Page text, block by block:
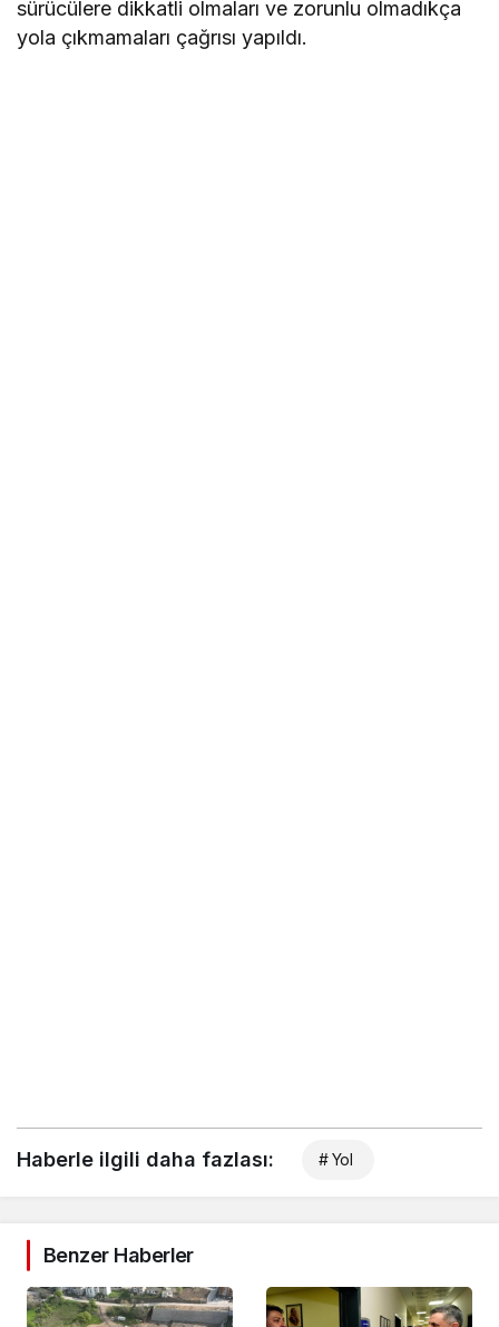
sürücülere dikkatli olmaları ve zorunlu olmadıkça
yola çıkmamaları çağrısı yapıldı.
Haberle ilgili daha fazlası: # Yol
Benzer Haberler